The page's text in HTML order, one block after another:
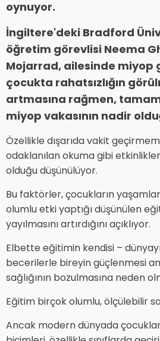
oynuyor.
İngiltere'deki Bradford
öğretim görevlisi Neema
Mojarrad, ailesinde miyop
çocukta rahatsızlığın
artmasına rağmen,
miyop vakasının nadir
Özellikle dışarıda vakit
odaklanılan okuma gibi
olduğu düşünülüyor.
Bu faktörler, çocukların
olumlu etki yaptığı düşünülen
yayılmasını artırdığını açıklıyor.
Elbette eğitimin kendisi –
becerilerle bireyin güçlenmesi
sağlığının bozulmasına neden
Eğitim birçok olumlu, ölçülebilir
Ancak modern dünyada